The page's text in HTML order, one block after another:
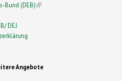
Bund (DEB)(link is external)
DEJ
Angebote